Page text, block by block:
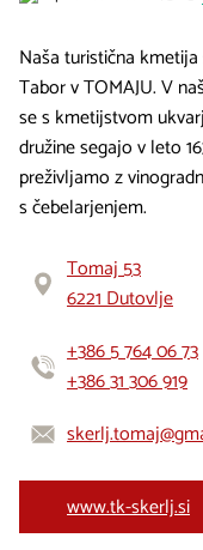
Naša turistična
Tabor v TOMAJU. V
se s kmetijstvom
družine segajo v leto
preživljamo z
s čebelarjenjem.
Tomaj 53
6221 Dutovlje
+386 5 764 06 73
+386 31 306 919
www.tk-skerlj.si